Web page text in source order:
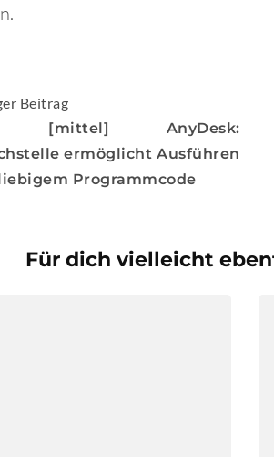
Beitrag
[mittel] AnyDesk:
ermöglicht Ausführen
Programmcode
Für dich vielleicht